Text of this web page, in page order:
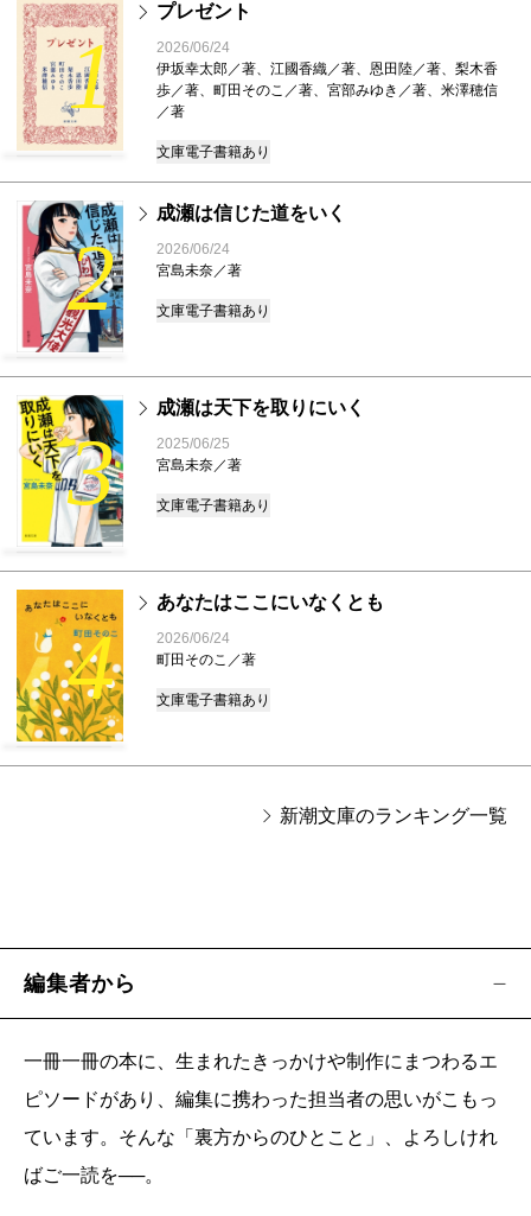
1
プレゼント
2026/06/24
伊坂幸太郎／著、江國香織／著、恩田陸／著、梨木香
歩／著、町田そのこ／著、宮部みゆき／著、米澤穂信
／著
文庫電子書籍あり
2
成瀬は信じた道をいく
2026/06/24
宮島未奈／著
文庫電子書籍あり
3
成瀬は天下を取りにいく
2025/06/25
宮島未奈／著
文庫電子書籍あり
4
あなたはここにいなくとも
2026/06/24
町田そのこ／著
文庫電子書籍あり
新潮文庫のランキング一覧
編集者から
一冊一冊の本に、生まれたきっかけや制作にまつわるエ
ピソードがあり、編集に携わった担当者の思いがこもっ
ています。そんな「裏方からのひとこと」、よろしけれ
ばご一読を──。